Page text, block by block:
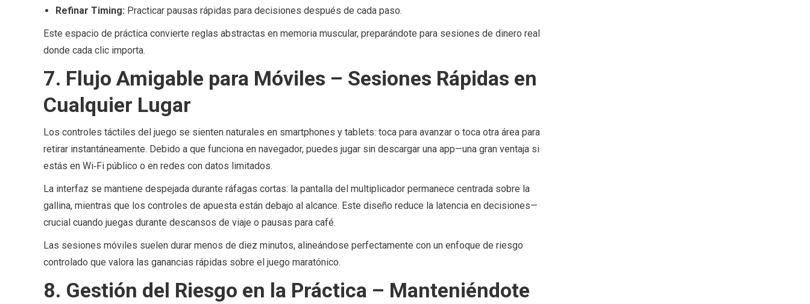
Refinar Timing: Practicar pausas rápidas para decisiones después de cada paso.
Este espacio de práctica convierte reglas abstractas en memoria muscular, preparándote para sesiones de dinero real
donde cada clic importa.
7. Flujo Amigable para Móviles – Sesiones Rápidas en
Cualquier Lugar
Los controles táctiles del juego se sienten naturales en smartphones y tablets: toca para avanzar o toca otra área para
retirar instantáneamente. Debido a que funciona en navegador, puedes jugar sin descargar una app—una gran ventaja si
estás en Wi‑Fi público o en redes con datos limitados.
La interfaz se mantiene despejada durante ráfagas cortas: la pantalla del multiplicador permanece centrada sobre la
gallina, mientras que los controles de apuesta están debajo al alcance. Este diseño reduce la latencia en decisiones—
crucial cuando juegas durante descansos de viaje o pausas para café.
Las sesiones móviles suelen durar menos de diez minutos, alineándose perfectamente con un enfoque de riesgo
controlado que valora las ganancias rápidas sobre el juego maratónico.
8. Gestión del Riesgo en la Práctica – Manteniéndote